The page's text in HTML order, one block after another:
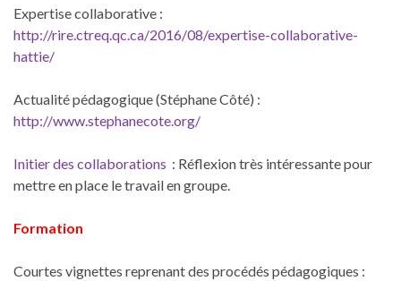
Expertise collaborative :
http://rire.ctreq.qc.ca/2016/08/expertise-collaborative-
hattie/
Actualité pédagogique (Stéphane Côté) :
http://www.stephanecote.org/
Initier des collaborations : Réflexion très intéressante pour
mettre en place le travail en groupe.
Formation
Courtes vignettes reprenant des procédés pédagogiques :